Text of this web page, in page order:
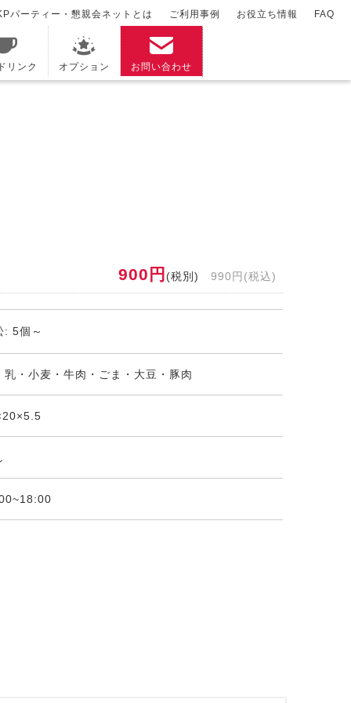
リンク オプション お問い合わせ
パーティー・懇親会ネットとは ご利用事例 お役立ち情報 FAQ
900円 (税別) 990円(税込)
: 5個～
乳・小麦・牛肉・ごま・大豆・豚肉